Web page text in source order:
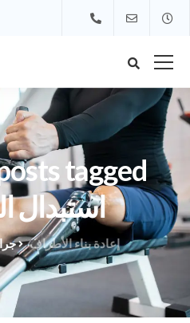
استبدال
إعادة بناء الأطراف